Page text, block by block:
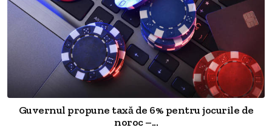
Guvernul propune taxă de 6% pentru jocurile de
noroc –...